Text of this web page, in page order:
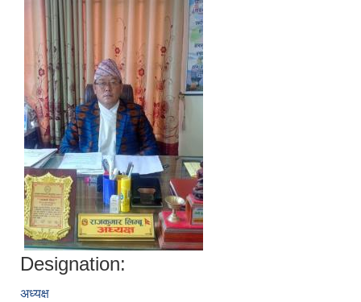
Designation:
अध्यक्ष